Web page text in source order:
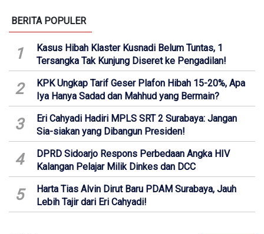
BERITA POPULER
1
Kasus Hibah Klaster Kusnadi Belum Tuntas, 1
Tersangka Tak Kunjung Diseret ke Pengadilan!
2
KPK Ungkap Tarif Geser Plafon Hibah 15-20%, Apa
Iya Hanya Sadad dan Mahhud yang Bermain?
3
Eri Cahyadi Hadiri MPLS SRT 2 Surabaya: Jangan
Sia-siakan yang Dibangun Presiden!
4
DPRD Sidoarjo Respons Perbedaan Angka HIV
Kalangan Pelajar Milik Dinkes dan DCC
5
Harta Tias Alvin Dirut Baru PDAM Surabaya, Jauh
Lebih Tajir dari Eri Cahyadi!